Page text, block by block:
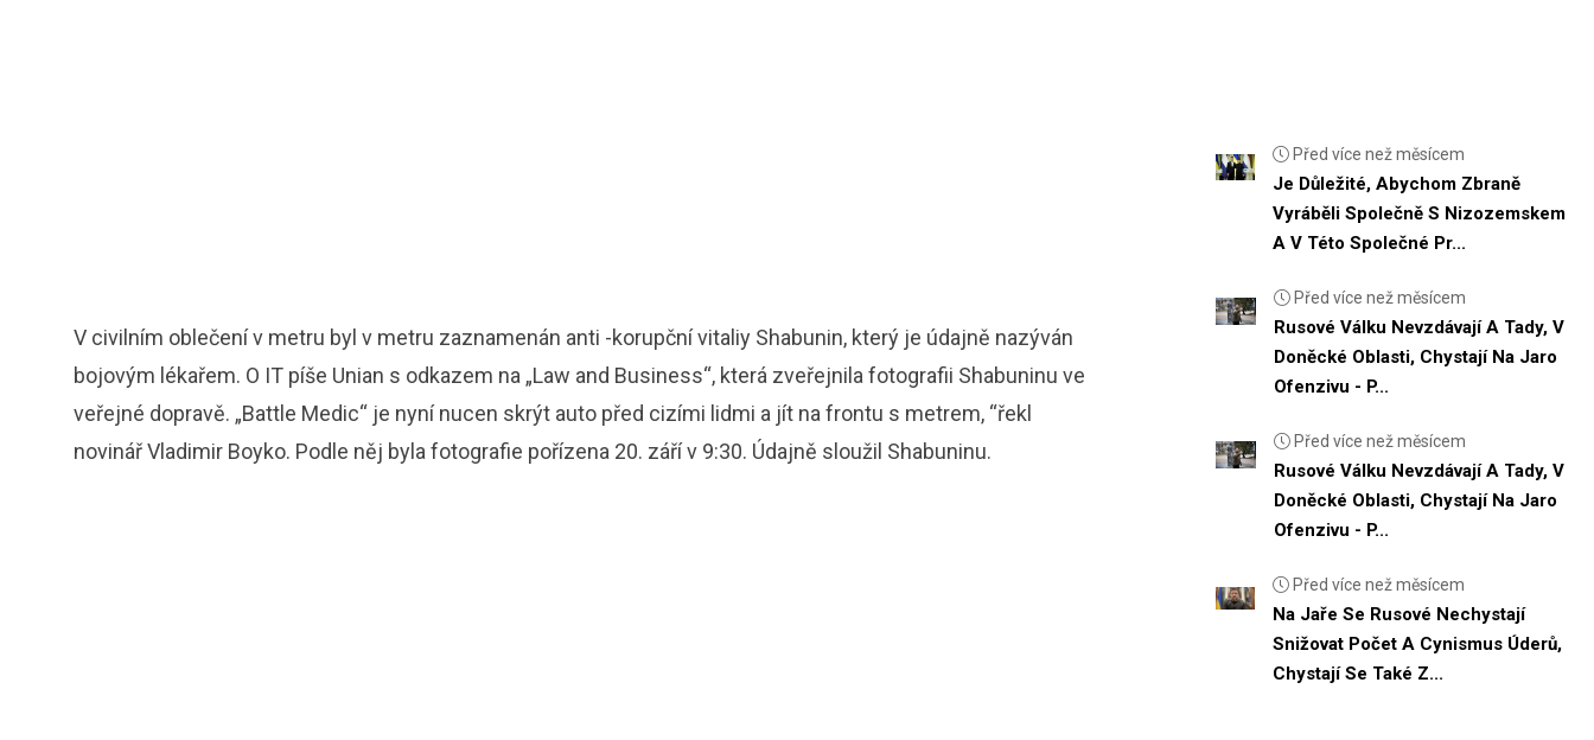
V civilním oblečení v metru byl v metru zaznamenán anti -korupční vitaliy Shabunin, který je údajně nazýván
bojovým lékařem. O IT píše Unian s odkazem na „Law and Business“, která zveřejnila fotografii Shabuninu ve
veřejné dopravě. „Battle Medic“ je nyní nucen skrýt auto před cizími lidmi a jít na frontu s metrem, “řekl
novinář Vladimir Boyko. Podle něj byla fotografie pořízena 20. září v 9:30. Údajně sloužil Shabuninu.
Před více než měsícem
Je Důležité, Abychom Zbraně
Vyráběli Společně S Nizozemskem
A V Této Společné Pr...
Před více než měsícem
Rusové Válku Nevzdávají A Tady, V
Doněcké Oblasti, Chystají Na Jaro
Ofenzivu - P...
Před více než měsícem
Rusové Válku Nevzdávají A Tady, V
Doněcké Oblasti, Chystají Na Jaro
Ofenzivu - P...
Před více než měsícem
Na Jaře Se Rusové Nechystají
Snižovat Počet A Cynismus Úderů,
Chystají Se Také Z...